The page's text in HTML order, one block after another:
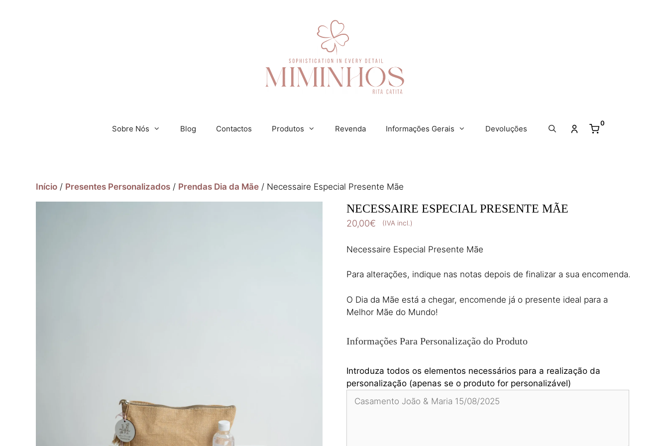
0
Sobre Nós Blog Contactos Produtos Revenda Informações Gerais Devoluções
Início / Presentes Personalizados / Prendas Dia da Mãe / Necessaire Especial Presente Mãe
NECESSAIRE ESPECIAL PRESENTE MÃE
20,00€ (IVA incl.)
Necessaire Especial Presente Mãe
Para alterações, indique nas notas depois de finalizar a sua encomenda.
O Dia da Mãe está a chegar, encomende já o presente ideal para a
Melhor Mãe do Mundo!
Informações Para Personalização do Produto
Introduza todos os elementos necessários para a realização da
personalização (apenas se o produto for personalizável)